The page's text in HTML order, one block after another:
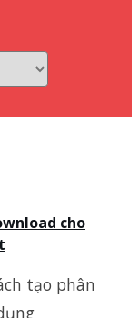
cho
tạo phân